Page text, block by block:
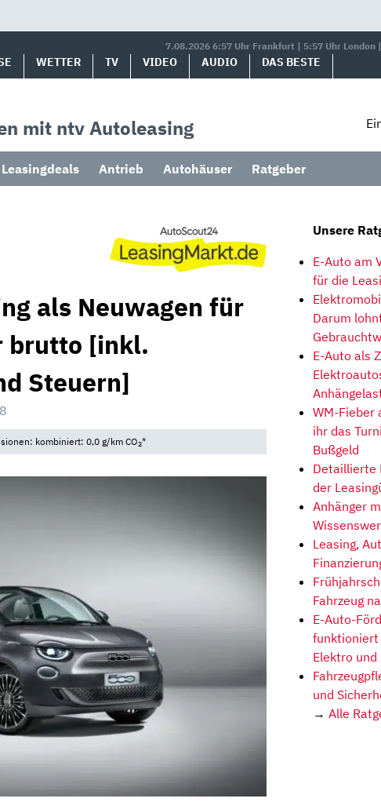
7.08.2026 6:57 Uhr Frankfurt | 5:57 Uhr London
WETTER TV VIDEO AUDIO DAS BESTE
mit ntv Autoleasing
Antrieb Autohäuser Ratgeber
als Neuwagen für
brutto [inkl.
Steuern]
kombiniert: 0,0 g/km CO2*
Unsere
E-Auto am
für die
Darum
E-Auto als
WM-Fieber
ihr das
Bußgeld
Detaillierte
der
Anhänger
Leasing,
Fahrzeug
E-Auto-
funktioniert
Elektro und
und
→ Alle